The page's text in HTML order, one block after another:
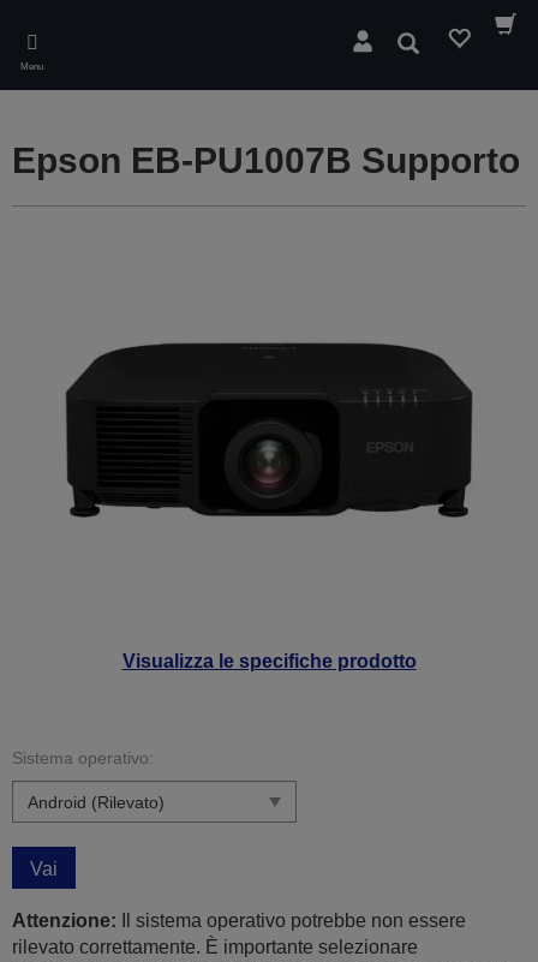
main
content
Menu
Cerca
Visualizza le specifiche prodotto
Epson EB-PU1007B Supporto
Sistema operativo:
Vai
Attenzione: Il sistema operativo potrebbe non essere
rilevato correttamente. È importante selezionare